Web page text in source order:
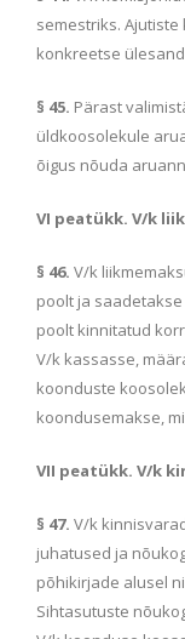
semestriks.
konkreetse
§ 45. Pärast
üldkoosolekule
õigus nõuda
VI peatükk. V/k
§ 46. V/k
poolt ja
poolt kinnitatud
V/k kassasse,
koonduste
koondusemakse,
VII peatükk. V/k
§ 47. V/k
juhatused ja
põhikirjade alusel
Sihtasutuste